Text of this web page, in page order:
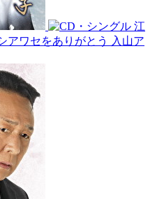
江
アワセをありがとう
入山ア